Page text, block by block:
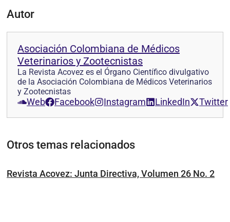
Autor
Asociación Colombiana de Médicos
Veterinarios y Zootecnistas
La Revista Acovez es el Órgano Científico divulgativo
de la Asociación Colombiana de Médicos Veterinarios
y Zootecnistas
Web Facebook Instagram LinkedIn Twitter
Otros temas relacionados
Revista Acovez: Junta Directiva, Volumen 26 No. 2